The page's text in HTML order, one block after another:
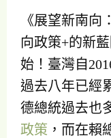
《展望新南向
向政策+的新
始！臺灣自
過去八年已經
德總統過去也
政策 ，而在賴